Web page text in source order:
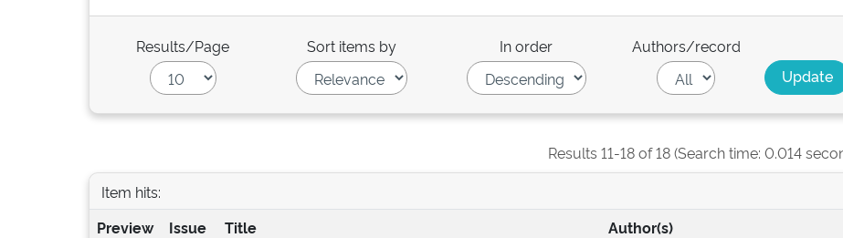
Results/Page Sort items by In order Authors/record
Results 11-18 of 18 (Search time: 0.014
Item hits:
Preview
Issue
Title Author(s)